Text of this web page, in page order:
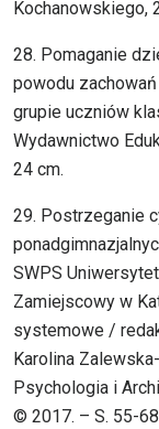
Kochanowskiego,
28. Pomaganie
powodu zachowań
grupie uczniów
Wydawnictwo
24 cm.
29. Postrzeganie
SWPS
Zamiejscowy w
systemowe /
Karolina
Psychologia i
© 2017. – S. 55-68